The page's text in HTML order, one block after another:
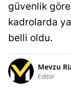
güvenlik
kadrolarda
belli oldu.
Mevzu
Editör